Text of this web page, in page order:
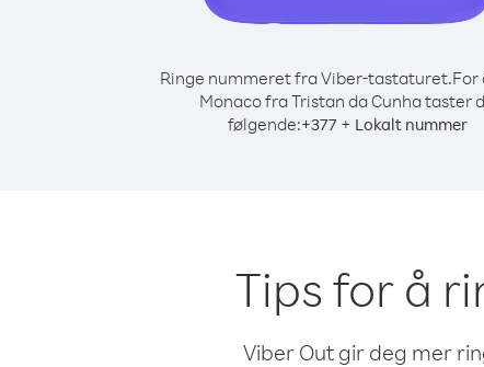
Ringe nummeret fra Viber-tastaturet.For
Monaco fra Tristan da Cunha taster
følgende:+377+ Lokalt nummer
Tips for å
Viber Out gir deg mer